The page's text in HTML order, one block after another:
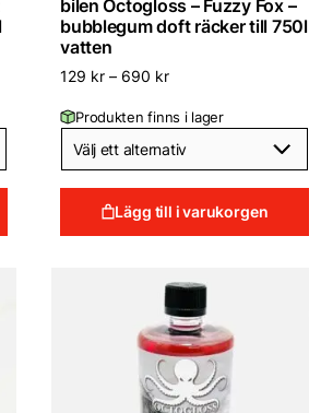
bilen Octogloss – Fuzzy Fox –
bubblegum doft räcker till 750l
vatten
129 kr –690 kr
Produkten finns i lager
Lägg till i varukorgen